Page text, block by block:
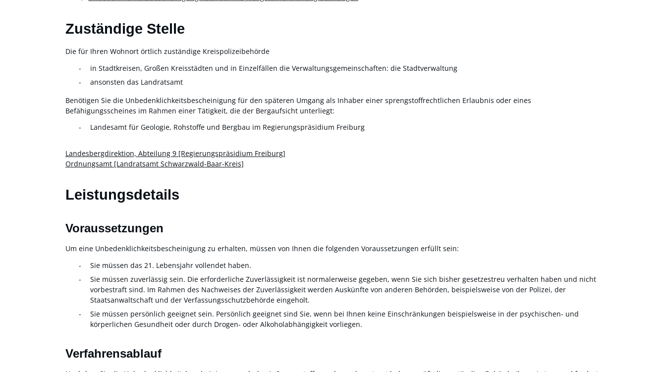
Zuständige Stelle
Die für Ihren Wohnort örtlich zuständige Kreispolizeibehörde
in Stadtkreisen, Großen Kreisstädten und in Einzelfällen die Verwaltungsgemeinschaften: die Stadtverwaltung
ansonsten das Landratsamt
Benötigen Sie die Unbedenklichkeitsbescheinigung für den späteren Umgang als Inhaber einer sprengstoffrechtlichen Erlaubnis oder eines
Befähigungsscheines im Rahmen einer Tätigkeit, die der Bergaufsicht unterliegt:
Landesamt für Geologie, Rohstoffe und Bergbau im Regierungspräsidium Freiburg
Landesbergdirektion, Abteilung 9 [Regierungspräsidium Freiburg]
Ordnungsamt [Landratsamt Schwarzwald-Baar-Kreis]
Leistungsdetails
Voraussetzungen
Um eine Unbedenklichkeitsbescheinigung zu erhalten, müssen von Ihnen die folgenden Voraussetzungen erfüllt sein:
Sie müssen das 21. Lebensjahr vollendet haben.
Sie müssen zuverlässig sein. Die erforderliche Zuverlässigkeit ist normalerweise gegeben, wenn Sie sich bisher gesetzestreu verhalten haben und nicht
vorbestraft sind. Im Rahmen des Nachweises der Zuverlässigkeit werden Auskünfte von anderen Behörden, beispielsweise von der Polizei, der
Staatsanwaltschaft und der Verfassungsschutzbehörde eingeholt.
Sie müssen persönlich geeignet sein. Persönlich geeignet sind Sie, wenn bei Ihnen keine Einschränkungen beispielsweise in der psychischen- und
körperlichen Gesundheit oder durch Drogen- oder Alkoholabhängigkeit vorliegen.
Verfahrensablauf